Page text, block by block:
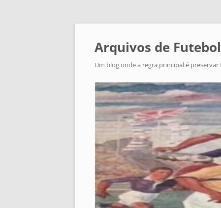
Arquivos de
Um blog onde a regra principal é